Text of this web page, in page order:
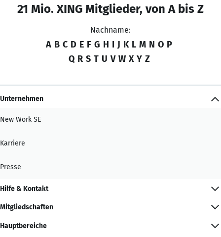
21 Mio. XING Mitglieder, von A bis Z
Nachname:
A B C D E F G H I J K L M N O P
Q R S T U V W X Y Z
Unternehmen
New Work SE
Karriere
Presse
Hilfe & Kontakt
Mitgliedschaften
Hauptbereiche